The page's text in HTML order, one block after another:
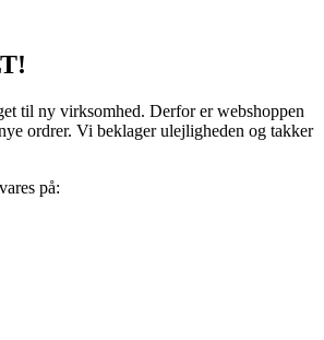
til ny virksomhed. Derfor er webshoppen
ordrer. Vi beklager ulejligheden og takker
på: